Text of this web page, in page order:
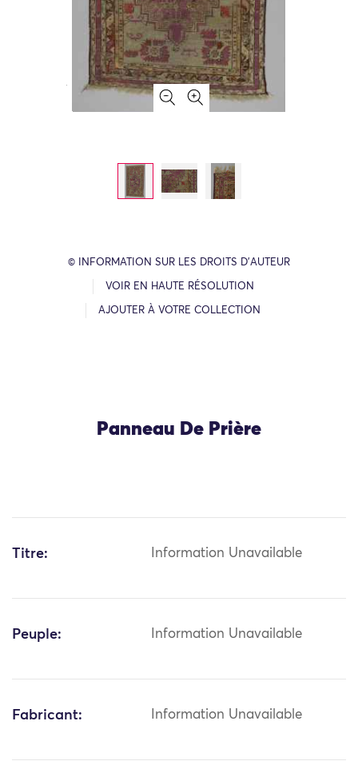
© INFORMATION SUR LES DROITS D’AUTEUR
VOIR EN HAUTE RÉSOLUTION
AJOUTER À VOTRE COLLECTION
Panneau De Prière
Titre: Information Unavailable
Peuple: Information Unavailable
Fabricant: Information Unavailable